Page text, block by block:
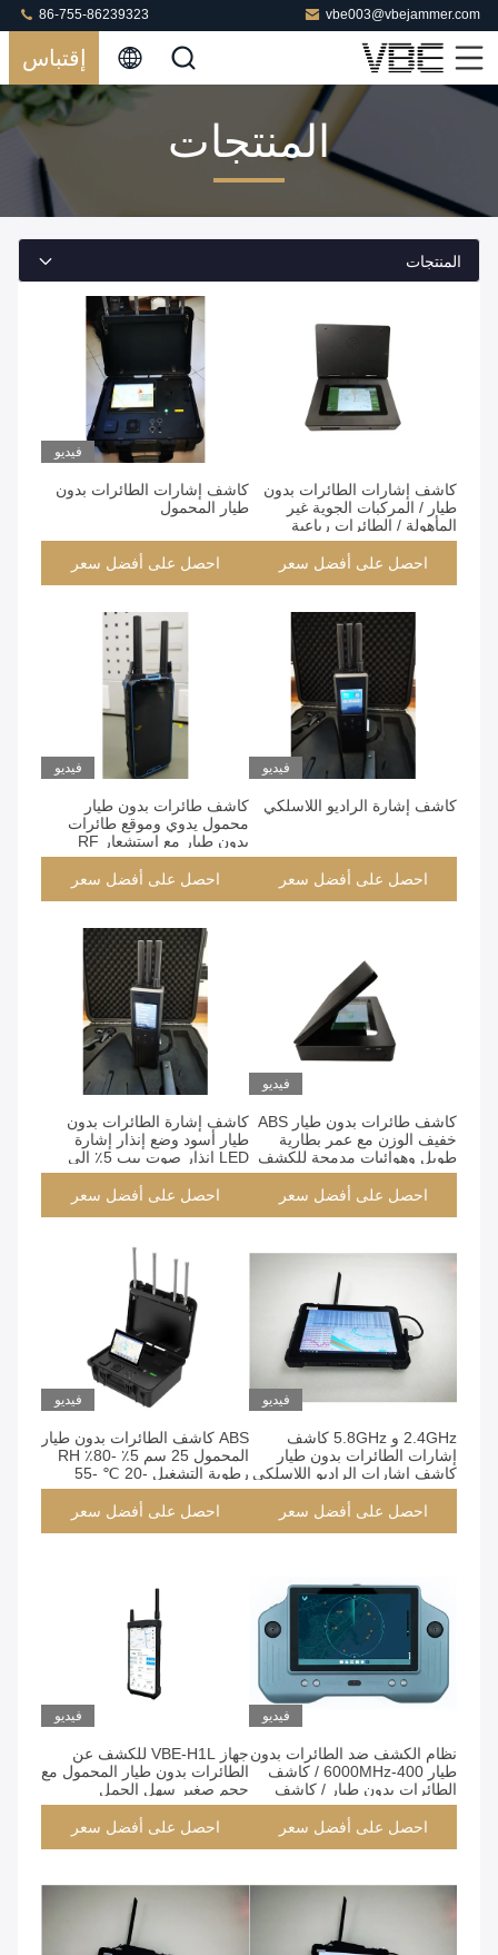
vbe003@vbejammer.com
86-755-86239323
إقتباس
المنتجات
المنتجات
كاشف إشارات الطائرات بدون
طيار / المركبات الجوية غير
المأهولة / الطائرات رباعية
المروح
احصل على أفضل سعر
فيديو
كاشف إشارات الطائرات بدون
طيار المحمول
احصل على أفضل سعر
فيديو
كاشف إشارة الراديو اللاسلكي
احصل على أفضل سعر
فيديو
كاشف طائرات بدون طيار
محمول يدوي وموقع طائرات
بدون طيار مع استشعار RF
للكشف في الوقت الحقيقي
وتحديد الموقع
احصل على أفضل سعر
فيديو
كاشف طائرات بدون طيار ABS
خفيف الوزن مع عمر بطارية
طويل وهوائيات مدمجة للكشف
عن الطائرات بدون طيار
احصل على أفضل سعر
كاشف إشارة الطائرات بدون
طيار أسود وضع إنذار إشارة
LED إنذار صوت بيب 5٪ إلى
80٪ رطوبة RH
احصل على أفضل سعر
فيديو
2.4GHz و 5.8GHz كاشف
إشارات الطائرات بدون طيار
كاشف إشارات الراديو اللاسلكي
25 سم الهوائي حوالي 1.5kg
احصل على أفضل سعر
فيديو
ABS كاشف الطائرات بدون طيار
المحمول 25 سم 5٪ -80٪ ​​RH
رطوبة التشغيل -20 ℃ -55
درجة حرارة التشغيل
احصل على أفضل سعر
فيديو
نظام الكشف ضد الطائرات بدون
طيار 400-6000MHz / كاشف
الطائرات بدون طيار / كاشف
طائرات بدون طيار ، جمع
البيانات الجوية
احصل على أفضل سعر
فيديو
جهاز VBE-H1L للكشف عن
الطائرات بدون طيار المحمول مع
حجم صغير سهل الحمل
والتشغيل
احصل على أفضل سعر